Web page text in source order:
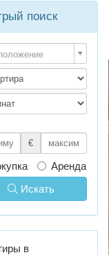
поиск
€
Аренда
Искать
в